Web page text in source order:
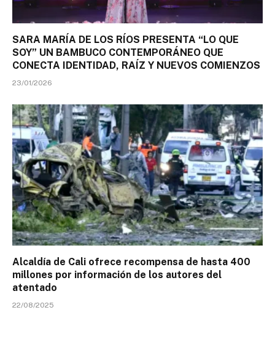
SARA MARÍA DE LOS RÍOS PRESENTA “LO QUE
SOY” UN BAMBUCO CONTEMPORÁNEO QUE
CONECTA IDENTIDAD, RAÍZ Y NUEVOS COMIENZOS
23/01/2026
Alcaldía de Cali ofrece recompensa de hasta 400
millones por información de los autores del
atentado
22/08/2025